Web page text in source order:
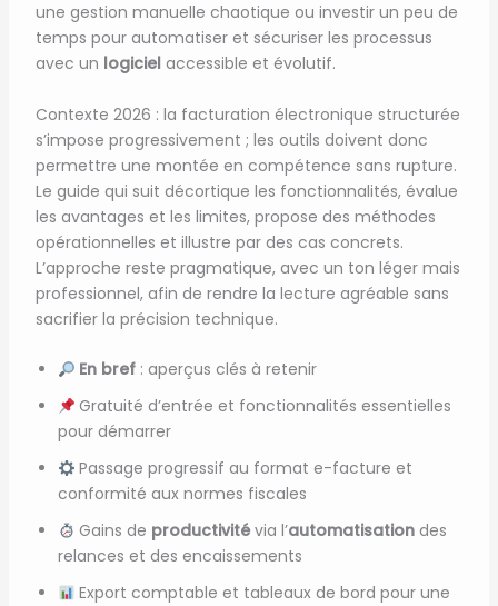
une gestion manuelle chaotique ou investir un peu de
temps pour automatiser et sécuriser les processus
avec un logicielaccessible et évolutif.
Contexte 2026 : la facturation électronique structurée
s’impose progressivement ; les outils doivent donc
permettre une montée en compétence sans rupture.
Le guide qui suit décortique les fonctionnalités, évalue
les avantages et les limites, propose des méthodes
opérationnelles et illustre par des cas concrets.
L’approche reste pragmatique, avec un ton léger mais
professionnel, afin de rendre la lecture agréable sans
sacrifier la précision technique.
En bref : aperçus clés à retenir
Gratuité d’entrée et fonctionnalités essentielles
pour démarrer
Passage progressif au format e-facture et
conformité aux normes fiscales
Gains de productivité via l’automatisation des
relances et des encaissements
Export comptable et tableaux de bord pour une